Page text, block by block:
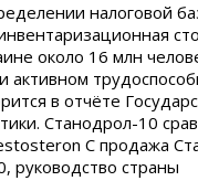
налоговой
около 16 млн
активном
в отчёте
Станодрол-10
C продажа
руководство страны